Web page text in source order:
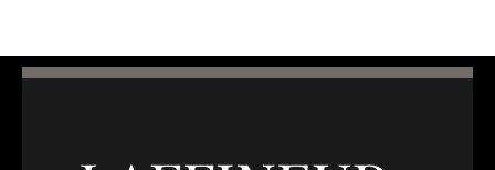
Italiano Español